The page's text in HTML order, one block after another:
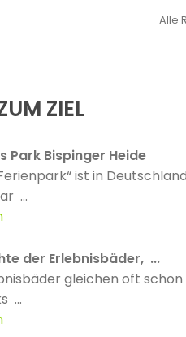
Alle
ZIEL
Park Bispinger Heide
ist in Deutschland
...
der Erlebnisbäder, ...
gleichen oft schon
...